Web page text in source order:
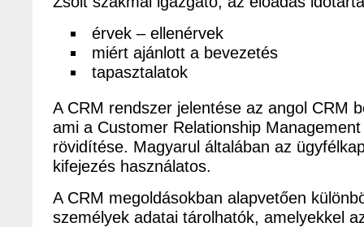
érvek – ellenérvek
miért ajánlott a bevezetés
tapasztalatok
A CRM rendszer jelentése az angol CRM
ami a Customer Relationship
rövidítése. Magyarul általában az
kifejezés használatos.
A CRM megoldásokban alapvetően
személyek adatai tárolhatók, amelyekkel